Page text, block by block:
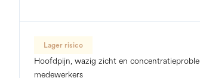
Lager risico
Hoofdpijn, wazig zicht en
medewerkers